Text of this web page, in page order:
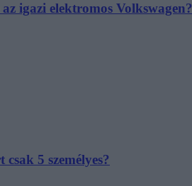
igazi elektromos Volkswagen?
5 személyes?